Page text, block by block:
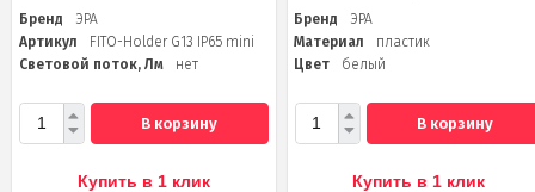
Бренд
ЭРА
Артикул
FITO-Holder G13 IP65 mini
Световой поток, Лм
нет
В корзину
Купить в 1 клик
Бренд
ЭРА
Материал
пластик
Цвет
белый
В корзину
Купить в 1 клик